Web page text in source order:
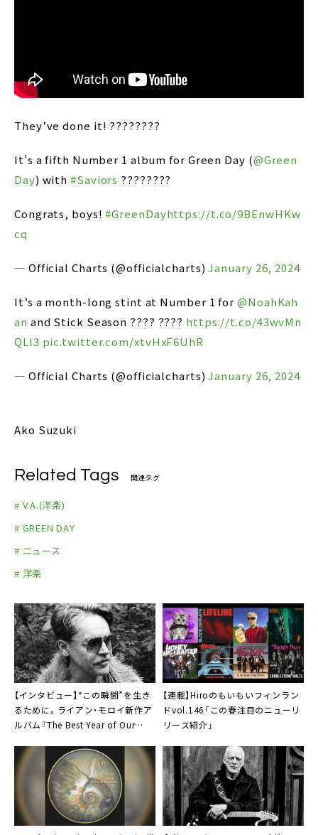
They’ve done it! ????????
It’s a fifth Number 1 album for Green Day (@Green
Day) with#Saviors ????????
Congrats, boys!#GreenDayhttps://t.co/9BEnwHKw
cq
— Official Charts (@officialcharts)January 26, 2024
It’s a month-long stint at Number 1 for @NoahKah
an and Stick Season ???? ???? https://t.co/43wvMn
QLl3 pic.twitter.com/xtvHxF6UhR
— Official Charts (@officialcharts)January 26, 2024
Ako Suzuki
Related Tags 関連タグ
# V.A.(洋楽)
# GREEN DAY
# ニュース
# 洋楽
【インタビュー】“この瞬間”を生き
るために。ライアン・モロイ新作ア
ルバム『The Best Year of Our
【連載】Hiroのもいもいフィンラン
ドvol.146「この春注目のニューリ
リース紹介」